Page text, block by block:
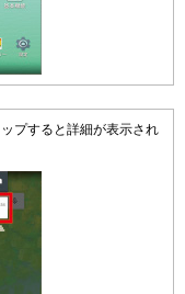
プすると詳細が表示され